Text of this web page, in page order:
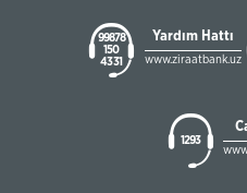
99878
150
43 31
Yardım Hattı
www.ziraatbank.uz
1293